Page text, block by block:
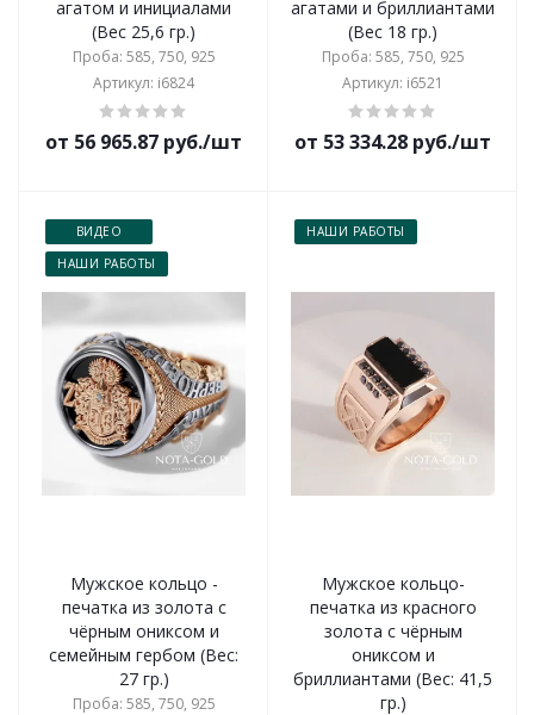
агатом и инициалами
(Вес 25,6 гр.)
Проба: 585, 750, 925
Артикул: i6824
от 56 965.87 руб./шт
агатами и бриллиантами
(Вес 18 гр.)
Проба: 585, 750, 925
Артикул: i6521
от 53 334.28 руб./шт
ВИДЕО
НАШИ РАБОТЫ
Мужское кольцо -
печатка из золота с
чёрным ониксом и
семейным гербом (Вес:
27 гр.)
Проба: 585, 750, 925
НАШИ РАБОТЫ
Мужское кольцо-
печатка из красного
золота с чёрным
ониксом и
бриллиантами (Вес: 41,5
гр.)